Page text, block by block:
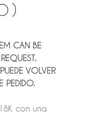
CAN BE
VOLVER
PEDIDO.
con una